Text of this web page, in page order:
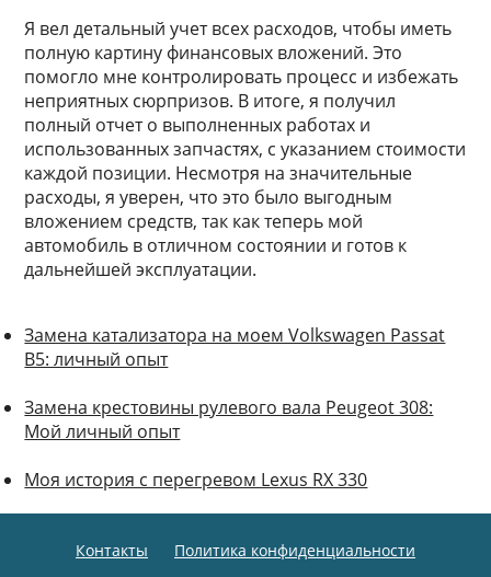
Я вел детальный учет всех расходов, чтобы иметь
полную картину финансовых вложений. Это
помогло мне контролировать процесс и избежать
неприятных сюрпризов. В итоге, я получил
полный отчет о выполненных работах и
использованных запчастях, с указанием стоимости
каждой позиции. Несмотря на значительные
расходы, я уверен, что это было выгодным
вложением средств, так как теперь мой
автомобиль в отличном состоянии и готов к
дальнейшей эксплуатации.
Замена катализатора на моем Volkswagen Passat
B5: личный опыт
Замена крестовины рулевого вала Peugeot 308:
Мой личный опыт
Моя история с перегревом Lexus RX 330
Контакты Политика конфиденциальности